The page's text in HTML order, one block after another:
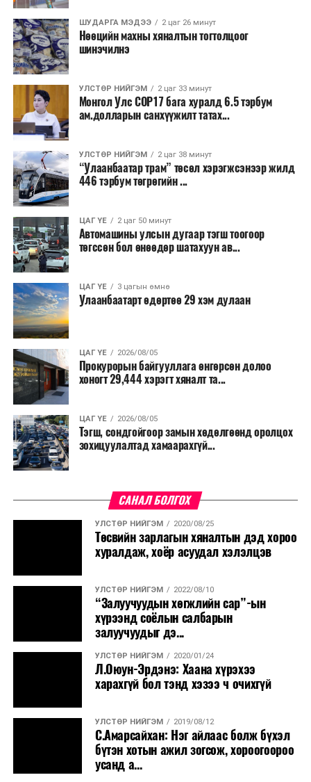
хөдөлгөөний ачаалал, нүүрстөрөгчийн давхар исэл
болон бусад хүлэмжийн хийн ялгарлыг бууруулах ач
холбогдолтой.
Түгжрэлээс үүдэлтэй эдийн засгийн алдагдлыг
тооцоход нэг автомашин өдөрт дунджаар 2.5 цаг
түгжрэлд саатахдаа 3.45 литр шатахууныг үр ашиггүй
зарцуулдаг байна. Ингэснээр нэг жолооч өдөрт
8,238.6 төгрөг, жилд 1.7 сая гаруй төгрөгийн
шатахууны зардлыг зөвхөн түгжрэлд алддаг аж.
“Улаанбаатар трам” төсөл хэрэгжиж, авто замын
ачаалал буурснаар трассын дагуух автомашинуудын
шатахууны хэмнэлт жилд 446 тэрбум төгрөгт хүрэх
боломжтой гэсэн тооцоог техник, эдийн засгийн
үндэслэлд тусгажээ.
Төсөл хэрэгжсэнээр иргэдийн зорчих хугацаа
богиносож, түгжрэлээс үүдэлтэй эдийн засгийн
алдагдал буурахын зэрэгцээ аюулгүй, найдвартай,
тав тухтай, хүртээмжтэй нийтийн тээврийн шинэ
тогтолцоо бүрдэх ач холбогдолтой юм.
ШУДАРГА МЭДЭЭ 2 цаг 26 минут
Нөөцийн махны хяналтын тогтолцоог
шинэчилнэ
УЛСТӨР НИЙГЭМ 2 цаг 33 минут
Монгол Улс COP17 бага хуралд 6.5 тэрбум
ам.долларын санхүүжилт татах...
УЛСТӨР НИЙГЭМ 2 цаг 38 минут
“Улаанбаатар трам” төсөл хэрэгжсэнээр жилд
446 тэрбум төгрөгийн ...
ЦАГ ҮЕ 2 цаг 50 минут
Автомашины улсын дугаар тэгш тоогоор
төгссөн бол өнөөдөр шатахуун ав...
ЦАГ ҮЕ 3 цагын өмнө
Улаанбаатарт өдөртөө 29 хэм дулаан
ЦАГ ҮЕ 2026/08/05
Прокурорын байгууллага өнгөрсөн долоо
хоногт 29,444 хэрэгт хяналт та...
ЦАГ ҮЕ 2026/08/05
Тэгш, сондгойгоор замын хөдөлгөөнд оролцох
зохицуулалтад хамаарахгүй...
САНАЛ БОЛГОХ
УЛСТӨР НИЙГЭМ 2020/08/25
Төсвийн зарлагын хяналтын дэд хороо
хуралдаж, хоёр асуудал хэлэлцэв
УЛСТӨР НИЙГЭМ 2022/08/10
“Залуучуудын хөгжлийн сар”-ын
хүрээнд соёлын салбарын
залуучуудыг дэ...
УЛСТӨР НИЙГЭМ 2020/01/24
Л.Оюун-Эрдэнэ: Хаана хүрэхээ
харахгүй бол тэнд хэзээ ч очихгүй
УЛСТӨР НИЙГЭМ 2019/08/12
С.Амарсайхан: Нэг айлаас болж бүхэл
бүтэн хотын ажил зогсож, хороогоороо
усанд а...